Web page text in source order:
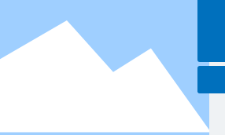
sales@szmsl.com